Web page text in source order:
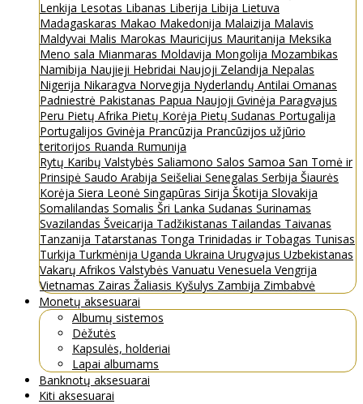
Lenkija Lesotas Libanas Liberija Libija Lietuva
Madagaskaras Makao Makedonija Malaizija Malavis
Maldyvai Malis Marokas Mauricijus Mauritanija Meksika
Meno sala Mianmaras Moldavija Mongolija Mozambikas
Namibija Naujieji Hebridai Naujoji Zelandija Nepalas
Nigerija Nikaragva Norvegija Nyderlandų Antilai Omanas
Padniestrė Pakistanas Papua Naujoji Gvinėja Paragvajus
Peru Pietų Afrika Pietų Korėja Pietų Sudanas Portugalija
Portugalijos Gvinėja Prancūzija Prancūzijos užjūrio
teritorijos Ruanda Rumunija
Rytų Karibų Valstybės Saliamono Salos Samoa San Tomė ir
Prinsipė Saudo Arabija Seišeliai Senegalas Serbija Šiaurės
Korėja Siera Leonė Singapūras Sirija Škotija Slovakija
Somalilandas Somalis Šri Lanka Sudanas Surinamas
Svazilandas Šveicarija Tadžikistanas Tailandas Taivanas
Tanzanija Tatarstanas Tonga Trinidadas ir Tobagas Tunisas
Turkija Turkmėnija Uganda Ukraina Urugvajus Uzbekistanas
Vakarų Afrikos Valstybės Vanuatu Venesuela Vengrija
Vietnamas Zairas Žaliasis Kyšulys Zambija Zimbabvė
Monetų aksesuarai
Albumų sistemos
Dėžutės
Kapsulės, holderiai
Lapai albumams
Banknotų aksesuarai
Kiti aksesuarai